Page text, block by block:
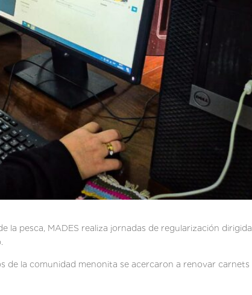
la pesca, MADES realiza jornadas de regularización
de la comunidad menonita se acercaron a renovar carnets